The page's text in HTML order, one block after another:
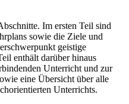
Im ersten Teil sind
sowie die Ziele und
geistige
enthält darüber hinaus
Unterricht und zur
eine Übersicht über alle
Unterrichts.